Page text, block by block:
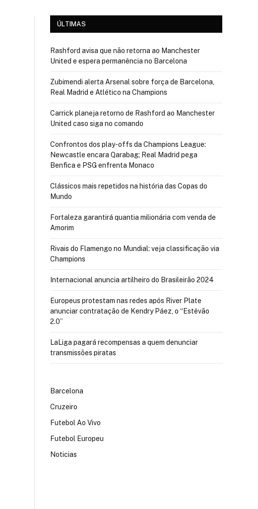
ÚLTIMAS
Rashford avisa que não retorna ao Manchester
United e espera permanência no Barcelona
Zubimendi alerta Arsenal sobre força de Barcelona,
Real Madrid e Atlético na Champions
Carrick planeja retorno de Rashford ao Manchester
United caso siga no comando
Confrontos dos play-offs da Champions League:
Newcastle encara Qarabag; Real Madrid pega
Benfica e PSG enfrenta Monaco
Clássicos mais repetidos na história das Copas do
Mundo
Fortaleza garantirá quantia milionária com venda de
Amorim
Rivais do Flamengo no Mundial: veja classificação via
Champions
Internacional anuncia artilheiro do Brasileirão 2024
Europeus protestam nas redes após River Plate
anunciar contratação de Kendry Páez, o “Estêvão
2.0”
LaLiga pagará recompensas a quem denunciar
transmissões piratas
Barcelona
Cruzeiro
Futebol Ao Vivo
Futebol Europeu
Noticias